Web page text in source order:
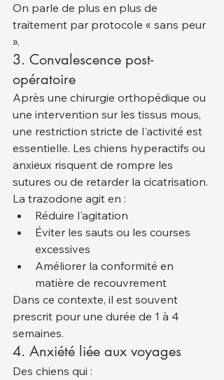
On parle de plus en plus de
traitement par protocole « sans peur
».
3. Convalescence post-
opératoire
Après une chirurgie orthopédique ou
une intervention sur les tissus mous,
une restriction stricte de l'activité est
essentielle. Les chiens hyperactifs ou
anxieux risquent de rompre les
sutures ou de retarder la cicatrisation.
La trazodone agit en :
Réduire l'agitation
Éviter les sauts ou les courses
excessives
Améliorer la conformité en
matière de recouvrement
Dans ce contexte, il est souvent
prescrit pour une durée de 1 à 4
semaines.
4. Anxiété liée aux voyages
Des chiens qui :